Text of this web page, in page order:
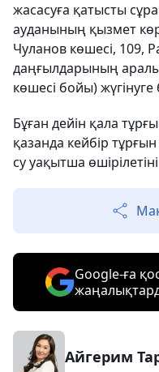
жасасуға қатысты
ауданының қызмет
Чуланов көшесі, 109,
даңғылдарының
көшесі бойы)
Бұған дейін қала
қазанда кейбір
су уақытша
Google-ға
Айгерим